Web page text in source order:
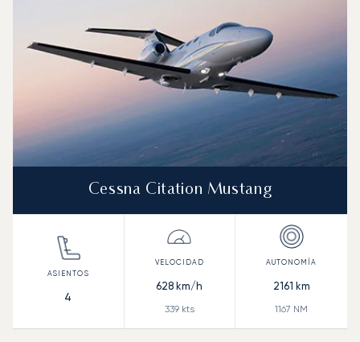
Cessna Citation Mustang
4
628 km/h
339kts
2161 km
1167 NM